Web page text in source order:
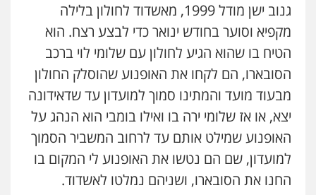
גנוב ישן מודל 1999, מאשדוד לחולון בלילה
מקפיא וסוער בחודש ינואר כדי לבצע רצח. הוא
הטיח בו שהוא הגיע לחולון עם שלומי לוי ברכב
הסובארו, הם לקחו את האופנוע שהוסלק החולון
מבעוד מועד והמתינו סמוך למועדון עד שדאידונה
יצא, או אז שלומי ירה בו ואילו בומבי הוא הנהג על
האופנוע שמילט אותם עד לרחוב המשביר הסמוך
למועדון, שם הם נטשו את האופנוע לי המקום בו
החנו את הסובארו, ושניהם נמלטו לאשדוד.